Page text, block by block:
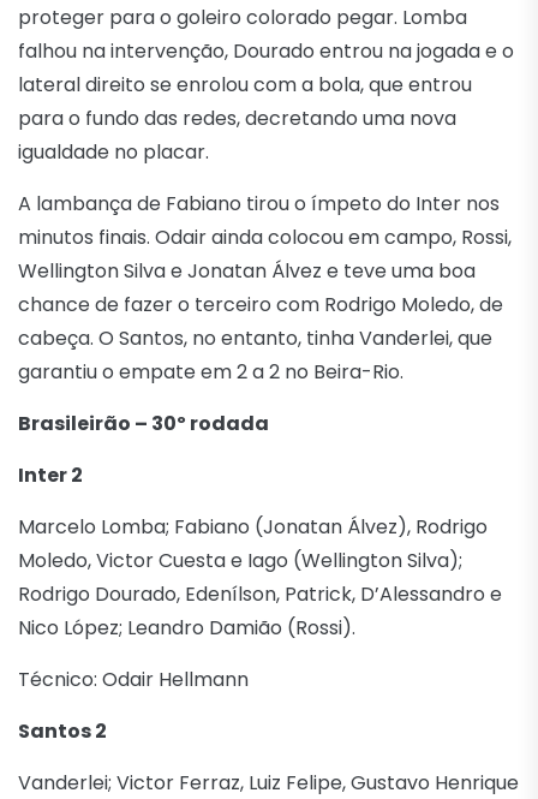
proteger para o goleiro colorado pegar. Lomba
falhou na intervenção, Dourado entrou na jogada e o
lateral direito se enrolou com a bola, que entrou
para o fundo das redes, decretando uma nova
igualdade no placar.
A lambança de Fabiano tirou o ímpeto do Inter nos
minutos finais. Odair ainda colocou em campo, Rossi,
Wellington Silva e Jonatan Álvez e teve uma boa
chance de fazer o terceiro com Rodrigo Moledo, de
cabeça. O Santos, no entanto, tinha Vanderlei, que
garantiu o empate em 2 a 2 no Beira-Rio.
Brasileirão – 30º rodada
Inter 2
Marcelo Lomba; Fabiano (Jonatan Álvez), Rodrigo
Moledo, Victor Cuesta e Iago (Wellington Silva);
Rodrigo Dourado, Edenílson, Patrick, D’Alessandro e
Nico López; Leandro Damião (Rossi).
Técnico: Odair Hellmann
Santos 2
Vanderlei; Victor Ferraz, Luiz Felipe, Gustavo Henrique